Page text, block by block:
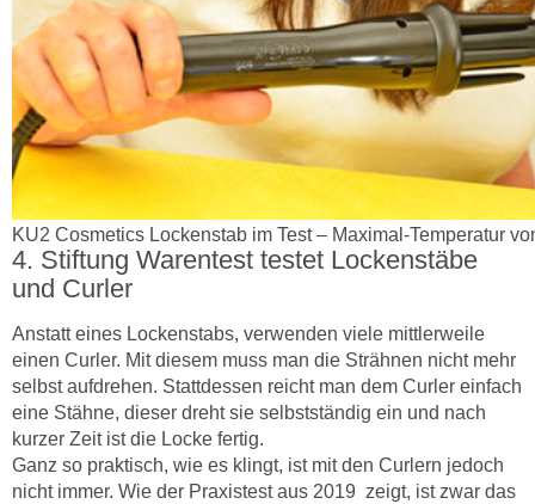
KU2 Cosmetics Lockenstab im Test – Maximal-Temperatur
Stiftung Warentest testet Lockenstäbe
und Curler
Anstatt eines Lockenstabs, verwenden viele mittlerweile
einen Curler. Mit diesem muss man die Strähnen nicht mehr
selbst aufdrehen. Stattdessen reicht man dem Curler einfach
eine Stähne, dieser dreht sie selbstständig ein und nach
kurzer Zeit ist die Locke fertig.
Ganz so praktisch, wie es klingt, ist mit den Curlern jedoch
nicht immer. Wie der Praxistest aus 2019 zeigt, ist zwar das